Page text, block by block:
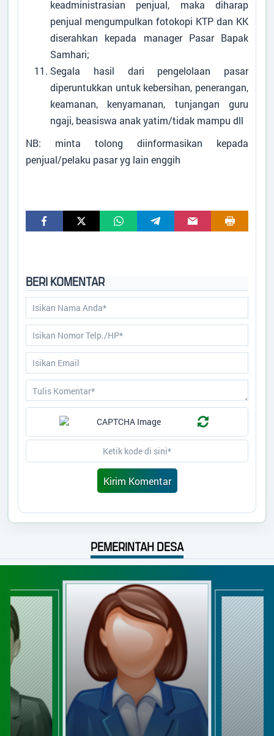
keadministrasian penjual, maka diharap
penjual mengumpulkan fotokopi KTP dan KK
diserahkan kepada manager Pasar Bapak
Samhari;
Segala hasil dari pengelolaan pasar
diperuntukkan untuk kebersihan, penerangan,
keamanan, kenyamanan, tunjangan guru
ngaji, beasiswa anak yatim/tidak mampu dll
NB: minta tolong diinformasikan kepada
penjual/pelaku pasar yg lain enggih
BERI KOMENTAR
PEMERINTAH DESA